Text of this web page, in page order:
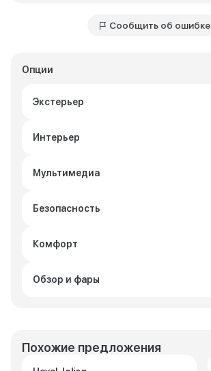
Опции
Экстерьер
Интерьер
Мультимедиа
Безопасность
Комфорт
Обзор и фары
Сообщить об ошибке
Похожие предложения